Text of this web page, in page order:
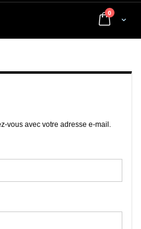
Cart
0 articles
vous avec votre adresse e-mail.